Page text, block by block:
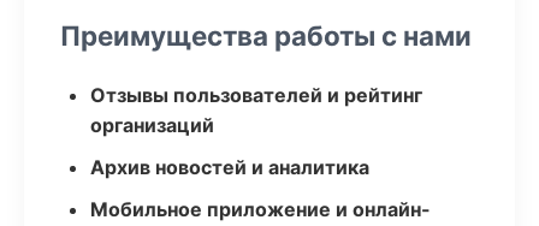
Преимущества работы с нами
Отзывы пользователей и рейтинг
организаций
Архив новостей и аналитика
Мобильное приложение и онлайн-